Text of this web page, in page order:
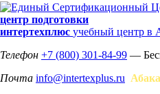
центр подготовки
интертехплюс учебный центр в
Телефон +7 (800) 301-84-99 —
Почта info@intertexplus.ru